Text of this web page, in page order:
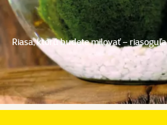
Riasa, ktorú budete milovať – riasoguľa